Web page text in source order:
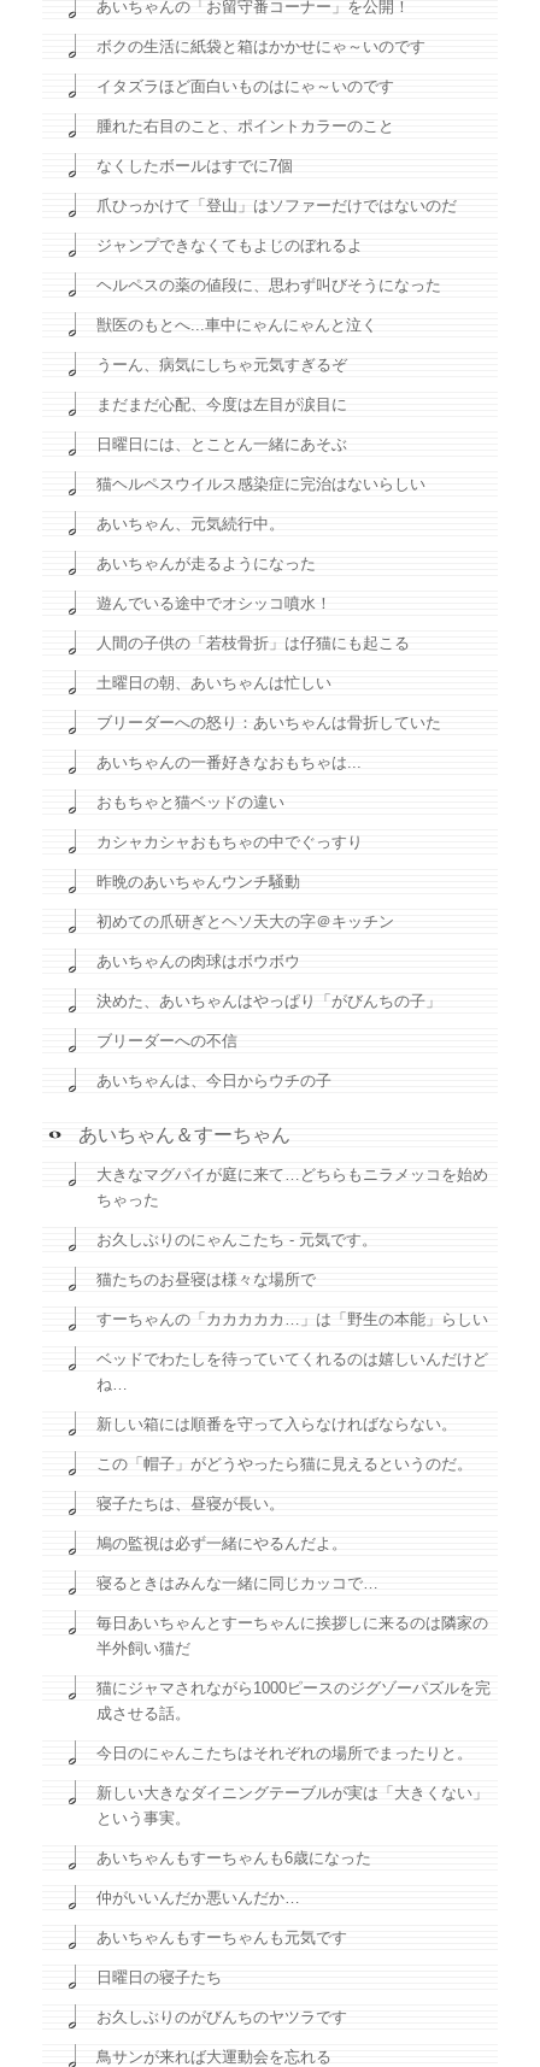
あいちゃんの「お留守番コーナー」を公開！
ボクの生活に紙袋と箱はかかせにゃ～いのです
イタズラほど面白いものはにゃ～いのです
腫れた右目のこと、ポイントカラーのこと
なくしたボールはすでに7個
爪ひっかけて「登山」はソファーだけではないのだ
ジャンプできなくてもよじのぼれるよ
ヘルペスの薬の値段に、思わず叫びそうになった
獣医のもとへ...車中にゃんにゃんと泣く
うーん、病気にしちゃ元気すぎるぞ
まだまだ心配、今度は左目が涙目に
日曜日には、とことん一緒にあそぶ
猫ヘルペスウイルス感染症に完治はないらしい
あいちゃん、元気続行中。
あいちゃんが走るようになった
遊んでいる途中でオシッコ噴水！
人間の子供の「若枝骨折」は仔猫にも起こる
土曜日の朝、あいちゃんは忙しい
ブリーダーへの怒り：あいちゃんは骨折していた
あいちゃんの一番好きなおもちゃは...
おもちゃと猫ベッドの違い
カシャカシャおもちゃの中でぐっすり
昨晩のあいちゃんウンチ騒動
初めての爪研ぎとヘソ天大の字＠キッチン
あいちゃんの肉球はボウボウ
決めた、あいちゃんはやっぱり「がびんちの子」
ブリーダーへの不信
あいちゃんは、今日からウチの子
あいちゃん＆すーちゃん
大きなマグパイが庭に来て…どちらもニラメッコを始め
ちゃった
お久しぶりのにゃんこたち - 元気です。
猫たちのお昼寝は様々な場所で
すーちゃんの「カカカカカ…」は「野生の本能」らしい
ベッドでわたしを待っていてくれるのは嬉しいんだけど
ね…
新しい箱には順番を守って入らなければならない。
この「帽子」がどうやったら猫に見えるというのだ。
寝子たちは、昼寝が長い。
鳩の監視は必ず一緒にやるんだよ。
寝るときはみんな一緒に同じカッコで…
毎日あいちゃんとすーちゃんに挨拶しに来るのは隣家の
半外飼い猫だ
猫にジャマされながら1000ピースのジグゾーパズルを完
成させる話。
今日のにゃんこたちはそれぞれの場所でまったりと。
新しい大きなダイニングテーブルが実は「大きくない」
という事実。
あいちゃんもすーちゃんも6歳になった
仲がいいんだか悪いんだか…
あいちゃんもすーちゃんも元気です
日曜日の寝子たち
お久しぶりのがびんちのヤツラです
鳥サンが来れば大運動会を忘れる